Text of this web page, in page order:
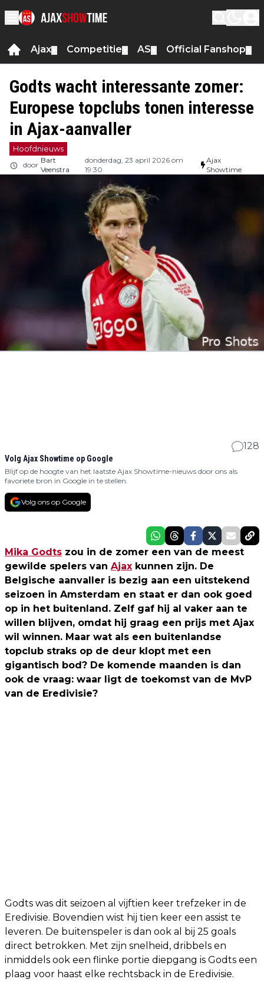
Ajax Competitie AS Official Fanshop
Godts wacht interessante zomer:
Europese topclubs tonen interesse
in Ajax-aanvaller
Hoofdnieuws
door
Bart
Veenstra
donderdag, 23 april 2026 om
19:30
Ajax
Showtime
128
Volg Ajax Showtime op Google
Blijf op de hoogte van het laatste Ajax Showtime-nieuws door ons als
favoriete bron in Google in te stellen.
Volg ons op Google
Mika Godts zou in de zomer een van de meest
gewilde spelers van Ajax kunnen zijn. De
Belgische aanvaller is bezig aan een uitstekend
seizoen in Amsterdam en staat er dan ook goed
op in het buitenland. Zelf gaf hij al vaker aan te
willen blijven, omdat hij graag een prijs met Ajax
wil winnen. Maar wat als een buitenlandse
topclub straks op de deur klopt met een
gigantisch bod? De komende maanden is dan
ook de vraag: waar ligt de toekomst van de MvP
van de Eredivisie?
Godts was dit seizoen al vijftien keer trefzeker in de
Eredivisie. Bovendien wist hij tien keer een assist te
leveren. De buitenspeler is dan ook al bij 25 goals
direct betrokken. Met zijn snelheid, dribbels en
inmiddels ook een flinke portie diepgang is Godts een
plaag voor haast elke rechtsback in de Eredivisie.